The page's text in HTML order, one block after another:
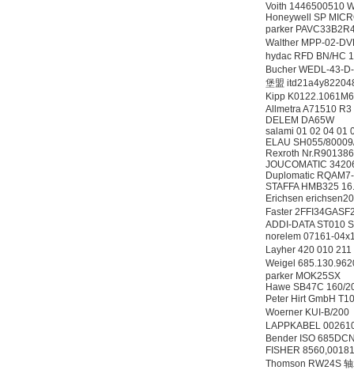
Voith 1446500510
Honeywell SP
parker
Walther MPP-02-
hydac RFD BN/HC
Bucher WEDL-43-
堡盟
Kipp
Allmetra A71510
DELEM DA65W
salami 01 02 04 01
ELAU SH055/
Rexroth
JOUCOMATIC
Duplomatic
STAFFA HMB325
Erichsen
Faster
ADDI-DATA ST010
norelem 07161-
Layher 420 010
Weigel
parker MOK25SX
Hawe SB47C 160/
Peter Hirt GmbH
Woerner KUI-B/
LAPPKABEL
Bender ISO
FISHER
Thomson RW24S